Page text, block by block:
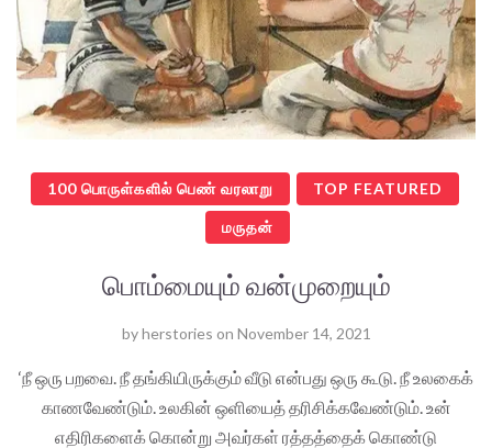
100 பொருள்களில் பெண் வரலாறு TOP FEATURED
மருதன்
பொம்மையும் வன்முறையும்
byherstories on November 14, 2021
‘நீ ஒரு பறவை. நீ தங்கியிருக்கும் வீடு என்பது ஒரு கூடு. நீ உலகைக்
காணவேண்டும். உலகின் ஒளியைத் தரிசிக்கவேண்டும். உன்
எதிரிகளைக் கொன்று அவர்கள் ரத்தத்தைக் கொண்டு